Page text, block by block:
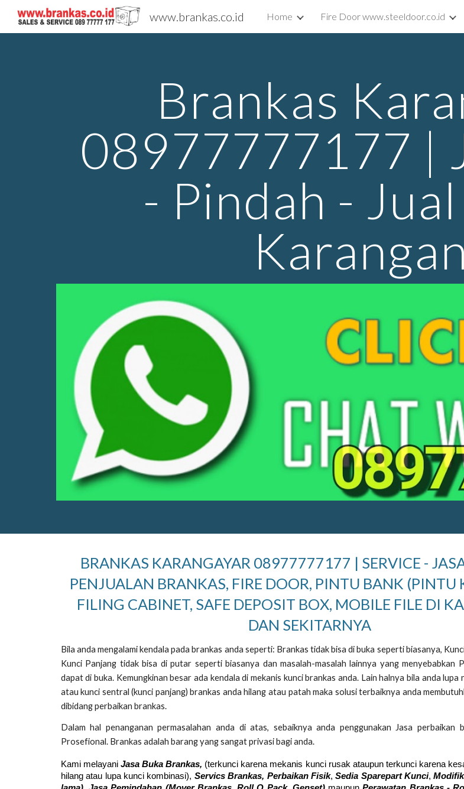
Skip to main content
www.brankas.co.id Home Fire Door www.steeldoor.co.id
Brankas
08977777177 |
- Pindah -
BRANKAS KARANGAYAR 08977777177 | SERVICE -
PENJUALAN BRANKAS, FIRE DOOR, PINTU BANK
FILING CABINET, SAFE DEPOSIT BOX, MOBILE FILE DI
DAN SEKITARNYA
Bila anda mengalami kendala pada brankas anda seperti: Brankas tidak bisa di buka seperti biasanya,
Kunci Panjang tidak bisa di putar seperti biasanya dan masalah-masalah lainnya yang menyebabkan
dapat di buka. Kemungkinan besar ada kendala di mekanis kunci brankas anda. Lain halnya bila anda lupa
atau kunci sentral (kunci panjang) brankas anda hilang atau patah maka solusi terbaiknya anda
dibidang perbaikan brankas.
Dalam hal penanganan permasalahan anda di atas, sebaiknya anda penggunakan Jasa perbaikan
Prosefional. Brankas adalah barang yang sangat privasi bagi anda.
Kami melayani Jasa Buka Brankas, (terkunci karena mekanis kunci rusak ataupun terkunci karena
hilang atau lupa kunci kombinasi), Servics Brankas, Perbaikan Fisik,Sedia Sparepart Kunci,